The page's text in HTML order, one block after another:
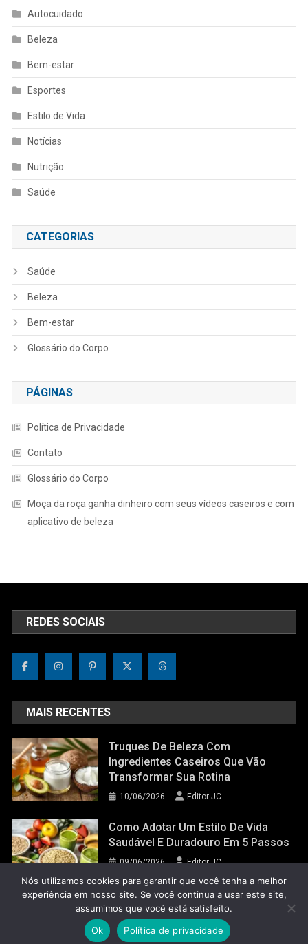
Autocuidado
Beleza
Bem-estar
Esportes
Estilo de Vida
Notícias
Nutrição
Saúde
CATEGORIAS
Saúde
Beleza
Bem-estar
Glossário do Corpo
PÁGINAS
Política de Privacidade
Contato
Glossário do Corpo
Moça da roça ganha dinheiro com seus vídeos caseiros e com
aplicativo de beleza
REDES SOCIAIS
MAIS RECENTES
Truques De Beleza Com
Ingredientes Caseiros Que Vão
Transformar Sua Rotina
10/06/2026 Editor JC
Como Adotar Um Estilo De Vida
Saudável E Duradouro Em 5 Passos
09/06/2026 Editor JC
Jornal do Corpo 2022 |Theme: News Portal by Mystery Themes
Glossário do Corpo
Política de Privacidade
Nós utilizamos cookies para garantir que você tenha a melhor
experiência em nosso site. Se você continua a usar este site,
assumimos que você está satisfeito.
Ok
Política de privacidade